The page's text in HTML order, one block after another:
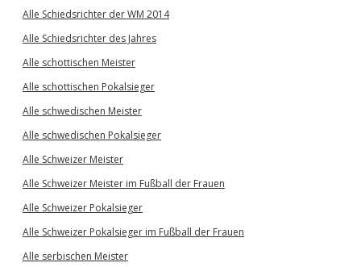
Alle Schiedsrichter der WM 2014
Alle Schiedsrichter des Jahres
Alle schottischen Meister
Alle schottischen Pokalsieger
Alle schwedischen Meister
Alle schwedischen Pokalsieger
Alle Schweizer Meister
Alle Schweizer Meister im Fußball der Frauen
Alle Schweizer Pokalsieger
Alle Schweizer Pokalsieger im Fußball der Frauen
Alle serbischen Meister